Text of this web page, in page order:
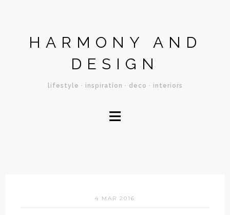
HARMONY AND
DESIGN
lifestyle · inspiration · deco · interiors
≡
4 MAR 2016